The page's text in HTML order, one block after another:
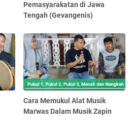
Pemasyarakatan di Jawa
Tengah (Gevangenis)
Cara Memukul Alat Musik
Marwas Dalam Musik Zapin